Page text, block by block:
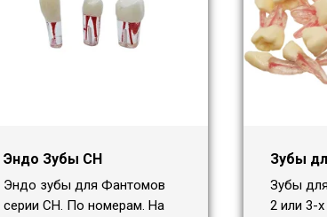
Эндо Зубы СН
Эндо зубы для Фантомов
серии СН. По номерам. На
Зубы
Зубы
2 или 3-